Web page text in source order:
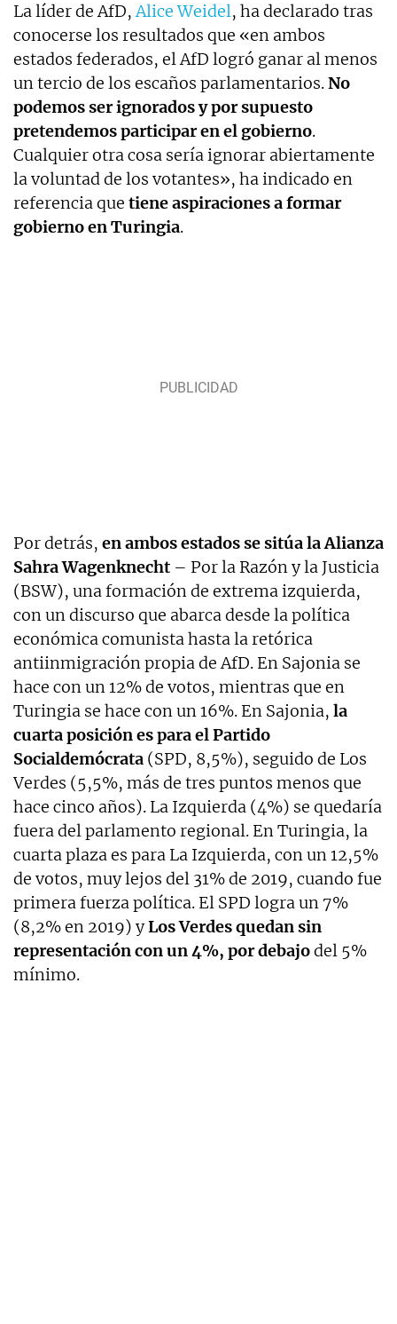
La líder de AfD,Alice Weidel, ha declarado tras
conocerse los resultados que «en ambos
estados federados, el AfD logró ganar al menos
un tercio de los escaños parlamentarios.No
podemos ser ignorados y por supuesto
pretendemos participar en el gobierno.
Cualquier otra cosa sería ignorar abiertamente
la voluntad de los votantes», ha indicado en
referencia que tiene aspiraciones a formar
gobierno en Turingia.
Por detrás, en ambos estados se sitúa la Alianza
Sahra Wagenknecht – Por la Razón y la Justicia
(BSW), una formación de extrema izquierda,
con un discurso que abarca desde la política
económica comunista hasta la retórica
antiinmigración propia de AfD. En Sajonia se
hace con un 12% de votos, mientras que en
Turingia se hace con un 16%. En Sajonia, la
cuarta posición es para el Partido
Socialdemócrata (SPD, 8,5%), seguido de Los
Verdes (5,5%, más de tres puntos menos que
hace cinco años). La Izquierda (4%) se quedaría
fuera del parlamento regional. En Turingia, la
cuarta plaza es para La Izquierda, con un 12,5%
de votos, muy lejos del 31% de 2019, cuando fue
primera fuerza política. El SPD logra un 7%
(8,2% en 2019) yLos Verdes quedan sin
representación con un 4%, por debajodel 5%
mínimo.